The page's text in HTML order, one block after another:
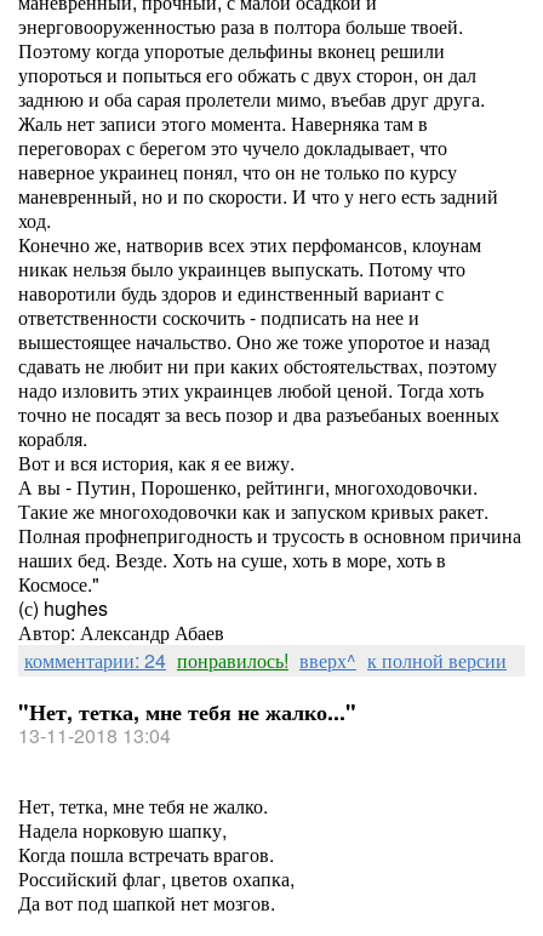
энерговооруженностью раза в полтора больше твоей.
Поэтому когда упоротые дельфины вконец решили
упороться и попыться его обжать с двух сторон, он дал
заднюю и оба сарая пролетели мимо, въебав друг друга.
Жаль нет записи этого момента. Наверняка там в
переговорах с берегом это чучело докладывает, что
наверное украинец понял, что он не только по курсу
маневренный, но и по скорости. И что у него есть задний
ход.
Конечно же, натворив всех этих перфомансов, клоунам
никак нельзя было украинцев выпускать. Потому что
наворотили будь здоров и единственный вариант с
ответственности соскочить - подписать на нее и
вышестоящее начальство. Оно же тоже упоротое и назад
сдавать не любит ни при каких обстоятельствах, поэтому
надо изловить этих украинцев любой ценой. Тогда хоть
точно не посадят за весь позор и два разъебаных военных
корабля.
Вот и вся история, как я ее вижу.
А вы - Путин, Порошенко, рейтинги, многоходовочки.
Такие же многоходовочки как и запуском кривых ракет.
Полная профнепригодность и трусость в основном причина
наших бед. Везде. Хоть на суше, хоть в море, хоть в
Космосе."
(с) hughes
Автор: Александр Абаев
комментарии: 24 понравилось! вверх^ к полной версии
"Нет, тетка, мне тебя не жалко..."
13-11-2018 13:04
Нет, тетка, мне тебя не жалко.
Надела норковую шапку,
Когда пошла встречать врагов.
Российский флаг, цветов охапка,
Да вот под шапкой нет мозгов.